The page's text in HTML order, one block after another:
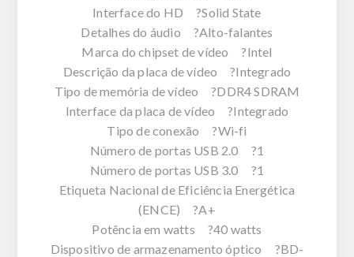
Interface do HD ?Solid State
Detalhes do áudio ?Alto-falantes
Marca do chipset de vídeo ?Intel
Descrição da placa de vídeo ?Integrado
Tipo de memória de vídeo ?DDR4 SDRAM
Interface da placa de vídeo ?Integrado
Tipo de conexão ?Wi-fi
Número de portas USB 2.0 ?1
Número de portas USB 3.0 ?1
Etiqueta Nacional de Eficiência Energética
(ENCE) ?A+
Potência em watts ?40 watts
Dispositivo de armazenamento óptico ?BD-